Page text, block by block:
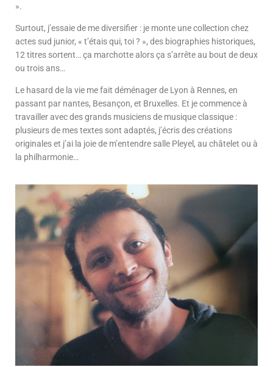
».
Surtout, j’essaie de me diversifier : je monte une collection chez
actes sud junior, « t’étais qui, toi ? », des biographies historiques,
12 titres sortent… ça marchotte alors ça s’arrête au bout de deux
ou trois ans…
Le hasard de la vie me fait déménager de Lyon à Rennes, en
passant par nantes, Besançon, et Bruxelles. Et je commence à
travailler avec des grands musiciens de musique classique :
plusieurs de mes textes sont adaptés, j’écris des créations
originales et j’ai la joie de m’entendre salle Pleyel, au châtelet ou à
la philharmonie…